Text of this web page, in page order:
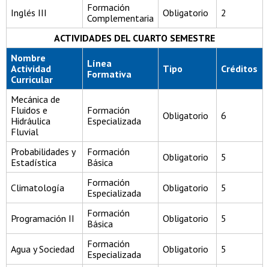
Inglés III
Formación
Complementaria
Obligatorio 2
ACTIVIDADES DEL CUARTO SEMESTRE
Nombre
Actividad
Curricular
Línea
Formativa
Tipo Créditos
Mecánica de
Fluidos e
Hidráulica
Fluvial
Formación
Especializada
Obligatorio 6
Probabilidades y
Estadística
Formación
Básica
Obligatorio 5
Climatología
Formación
Especializada
Obligatorio 5
Programación II
Formación
Básica
Obligatorio 5
Agua y Sociedad
Formación
Especializada
Obligatorio 5